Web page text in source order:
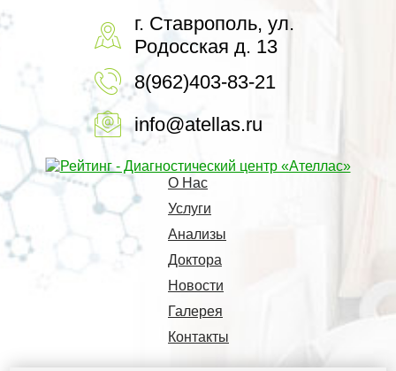
г. Ставрополь, ул.
Родосская д. 13
8(962)403-83-21
info@atellas.ru
О Нас
Услуги
Анализы
Доктора
Новости
Галерея
Контакты